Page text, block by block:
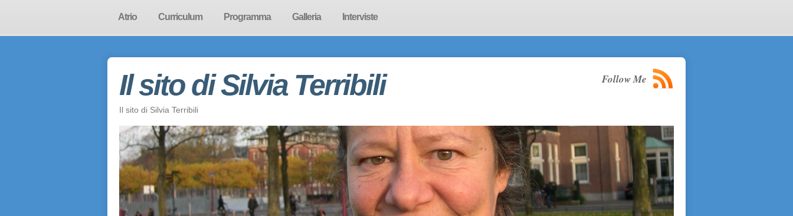
Atrio Curriculum Programma Galleria Interviste
Il sito di Silvia Terribili Follow Me
Il sito di Silvia Terribili